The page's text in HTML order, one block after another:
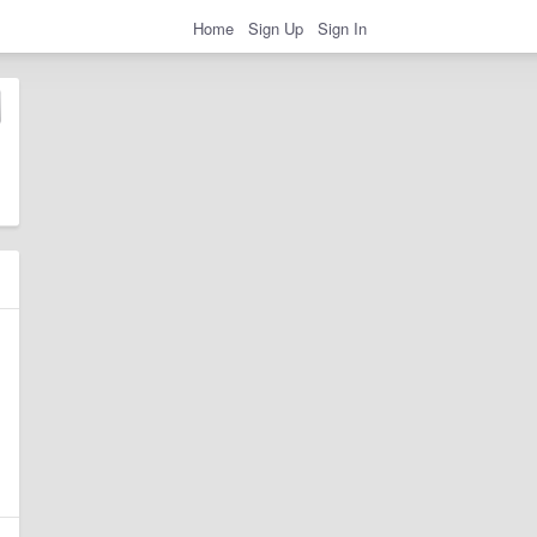
Home Sign Up Sign In